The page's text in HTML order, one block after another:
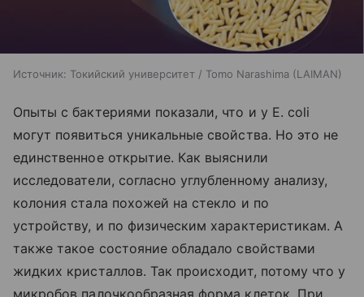
Источник: Токийский университет / Tomo Narashima (LAIMAN)
Опыты с бактериями показали, что и у E. coli
могут появиться уникальные свойства. Но это не
единственное открытие. Как выяснили
исследователи, согласно углубленному анализу,
колония стала похожей на стекло и по
устройству, и по физическим характеристикам. А
также такое состояние обладало свойствами
жидких кристаллов. Так происходит, потому что у